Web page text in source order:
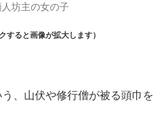
人坊主の女の子
すると画像が拡大します）
う、山伏や修行僧が被る頭巾を